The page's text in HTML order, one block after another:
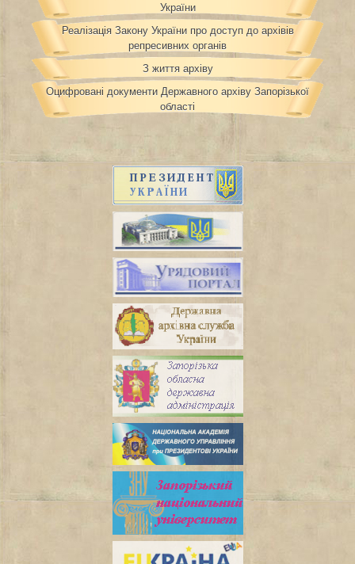
України
Реалізація Закону України про доступ до архівів
репресивних органів
З життя архіву
Оцифровані документи Державного архіву Запорізької
області